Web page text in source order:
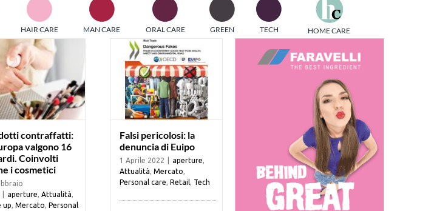
un pool di società di comunicazione
b2b. Edizioni Turbo, in
riviste verticali, fornisce strumenti di
gli attori nei settori beauty, food,
sport.
LE RIVISTE
Scroll Down
HAIR CARE MAN CARE ORAL CARE GREEN TECH HOME CARE
Europa valgono 16
miliardi. Coinvolti
anche i cosmetici
contraffatti:
valgono 16
Coinvolti
i cosmetici
aperture Attualità
up Mercato Personal
Falsi pericolosi: la
denuncia di Euipo
Falsi pericolosi: la
denuncia di Euipo
1 Aprile 2022 aperture
Attualità Mercato
Personal care Retail Tech